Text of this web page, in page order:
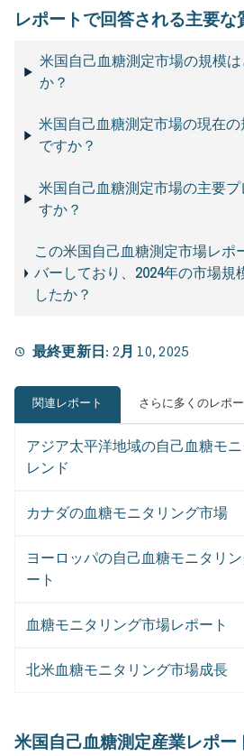
レポートで回答される主要な
米国自己血糖測定市場の規模
か？
米国自己血糖測定市場の現在
ですか？
米国自己血糖測定市場の主要
すか？
この米国自己血糖測定市場レポ
バーしており、2024年の市場規
したか？
最終更新日: 2月 10, 2025
関連レポート さらに多くのレポ
アジア太平洋地域の自己血糖モ
レンド
カナダの血糖モニタリング市場
ヨーロッパの自己血糖モニタリ
ート
血糖モニタリング市場レポート
北米血糖モニタリング市場成長
米国自己血糖測定産業レポー